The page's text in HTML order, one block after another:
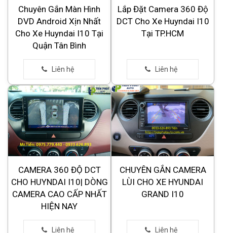
Chuyên Gắn Màn Hình
DVD Android Xịn Nhất
Cho Xe Huyndai I10 Tại
Quận Tân Bình
Lắp Đặt Camera 360 Độ
DCT Cho Xe Huyndai I10
Tại TP.HCM
CAMERA 360 ĐỘ DCT
CHO HUYNDAI I10| DÒNG
CAMERA CAO CẤP NHẤT
HIỆN NAY
CHUYÊN GẮN CAMERA
LÙI CHO XE HYUNDAI
GRAND I10